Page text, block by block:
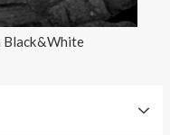
Black&White